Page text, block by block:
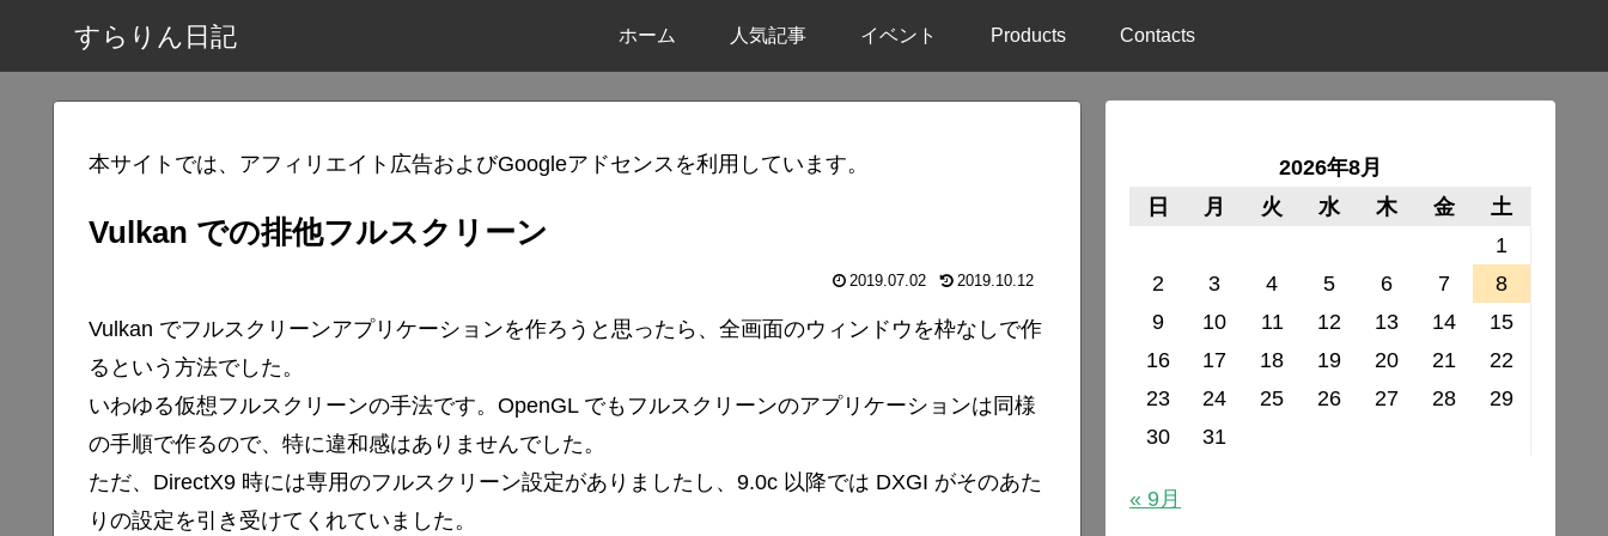
すらりん日記 ホーム 人気記事 イベント Products Contacts
本サイトでは、アフィリエイト広告およびGoogleアドセンスを利用しています。
Vulkan での排他フルスクリーン
2019.07.02 2019.10.12
Vulkan でフルスクリーンアプリケーションを作ろうと思ったら、全画面のウィンドウを枠なしで作
るという方法でした。
いわゆる仮想フルスクリーンの手法です。OpenGL でもフルスクリーンのアプリケーションは同様
の手順で作るので、特に違和感はありませんでした。
ただ、DirectX9 時には専用のフルスクリーン設定がありましたし、9.0c 以降では DXGI がそのあた
りの設定を引き受けてくれていました。
2026年8月
日
月 火 水 木 金
土
1
2
3 4 5 6 7
8
9
10 11 12 13 14
15
16
17 18 19 20 21
22
23
24 25 26 27 28
29
30
31
« 9月